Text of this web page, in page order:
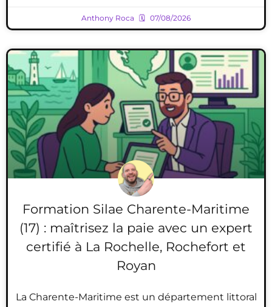
Anthony Roca 07/08/2026
Formation Silae Charente-Maritime
(17) : maîtrisez la paie avec un expert
certifié à La Rochelle, Rochefort et
Royan
La Charente-Maritime est un département littoral